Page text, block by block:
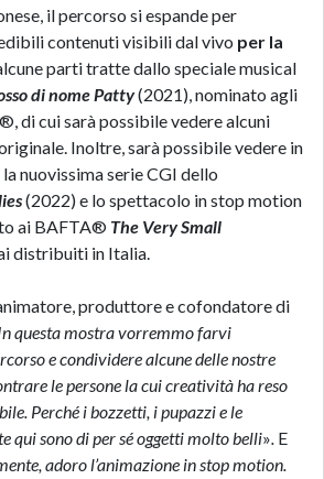
il percorso si espande per
contenuti visibili dal vivo per la
parti tratte dallo speciale musical
di nome Patty(2021), nominato agli
di cui sarà possibile vedere alcuni
Inoltre, sarà possibile vedere in
nuovissima serie CGI dello
(2022) e lo spettacolo in stop motion
ai BAFTA® The Very Small
distribuiti in Italia.
produttore e cofondatore di
questa mostra vorremmo farvi
e condividere alcune delle nostre
le persone la cui creatività ha reso
Perché i bozzetti, i pupazzi e le
qui sono di per sé oggetti molto belli». E
adoro l’animazione in stop motion.